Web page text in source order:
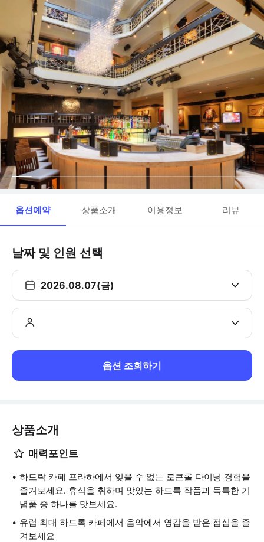
옵션예약 상품소개 이용정보 리뷰
날짜 및 인원 선택
2026.08.07(금)
옵션 조회하기
상품소개
매력포인트
하드락 카페 프라하에서 잊을 수 없는 로큰롤 다이닝 경험을
즐겨보세요. 휴식을 취하며 맛있는 하드록 작품과 독특한 기
념품 중 하나를 맛보세요.
유럽 최대 하드록 카페에서 음악에서 영감을 받은 점심을 즐
겨보세요